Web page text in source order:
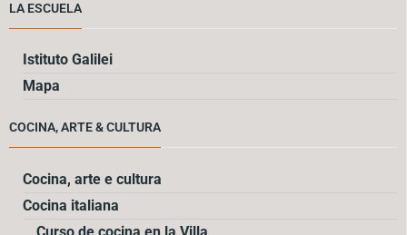
LA ESCUELA
Istituto Galilei
Mapa
COCINA, ARTE & CULTURA
Cocina, arte e cultura
Cocina italiana
Curso de cocina en la Villa